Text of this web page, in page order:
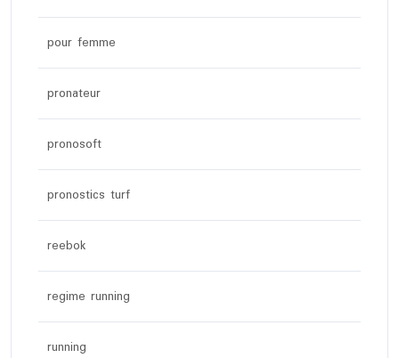
pour femme
pronateur
pronosoft
pronostics turf
reebok
regime running
running